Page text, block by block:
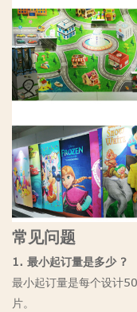
常见问题
1. 最小起订量是多少 ?
最小起订量是每个设计
片。